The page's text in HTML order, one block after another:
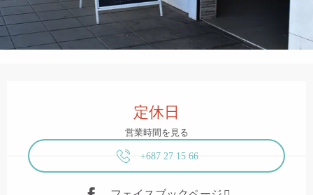
定休日
営業時間を見る
+687 27 15 66